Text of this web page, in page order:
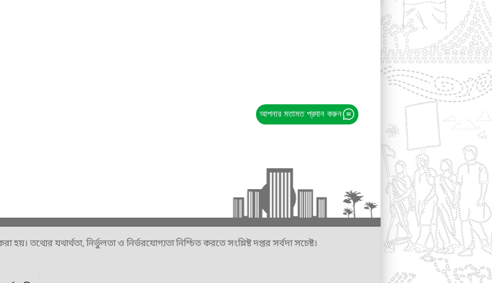
আপনার মতামত প্রদান করুন
তথ্যের যথার্থতা, নির্ভুলতা ও নির্ভরযোগ্যতা নিশ্চিত করতে সংশ্লিষ্ট দপ্তর সর্বদা সচেষ্ট।